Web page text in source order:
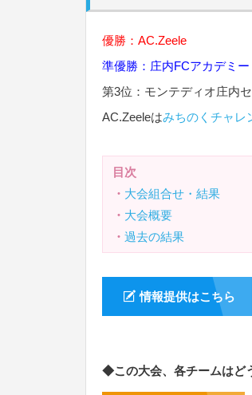
優勝：AC.Zeele
準優勝：庄内FCアカデミー
第3位：モンテディオ庄内
AC.Zeeleはみちのくチャレ
目次
・ 大会組合せ・結果
・ 大会概要
・ 過去の結果
情報提供はこちら
◆この大会、各チームはど